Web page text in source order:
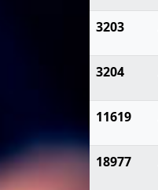
3203
3204
11619
18977